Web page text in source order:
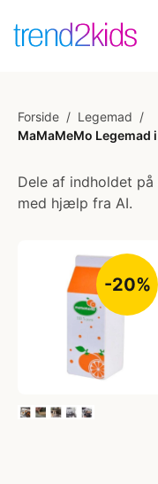
Forside / Legemad /
MaMaMeMo
Dele af indholdet
med hjælp fra AI.
-20%